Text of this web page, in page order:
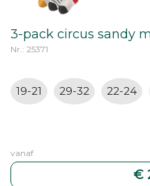
3-pack circus sandy
Nr.: 25371
19-21 29-32 22-24
vanaf
€